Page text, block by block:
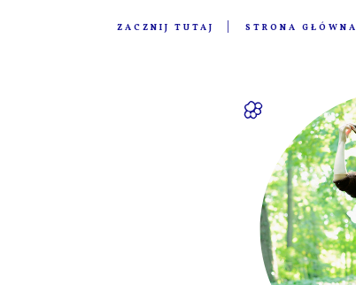
ZACZNIJ TUTAJ STRONA GŁÓWNA